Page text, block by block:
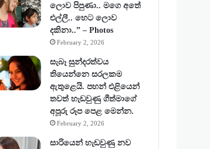
ලොව පිපුණා.. මගෙ අතේ
එල්ලී.. හෙට ලොව
දකිනා..” – Photos
February 2, 2026
සැබෑ සුන්දරත්වය
තියෙන්නෙ සරලකම
ඇතුළෙයි. පහන් එළියෙන්
තවත් හැඩවුණු ගීත්මාගේ
අපූරු රූප පෙළ මෙන්න.
February 2, 2026
සාරියෙන් හැඩවුණු නව